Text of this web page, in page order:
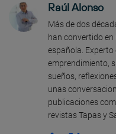
Raúl Alonso
Más de dos
han convertido
española.
emprendimiento,
sueños,
unas
publicaciones
revistas Tapas y